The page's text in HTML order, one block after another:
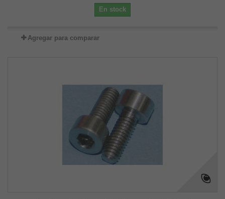
En stock
Agregar para comparar